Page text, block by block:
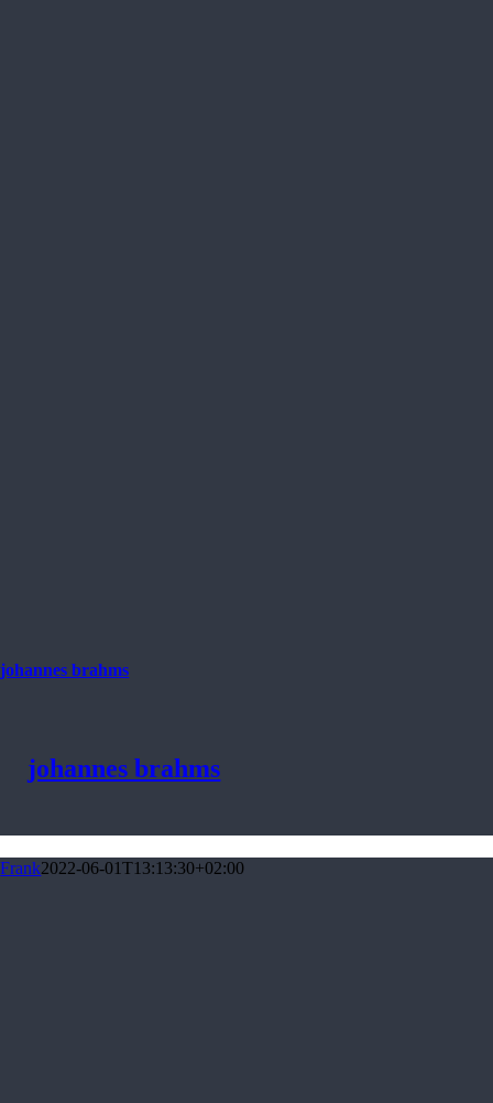
johannes brahms
johannes brahms
Frank2022-06-01T13:13:30+02:00